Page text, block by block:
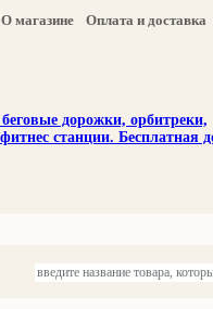
О магазине Оплата и доставка